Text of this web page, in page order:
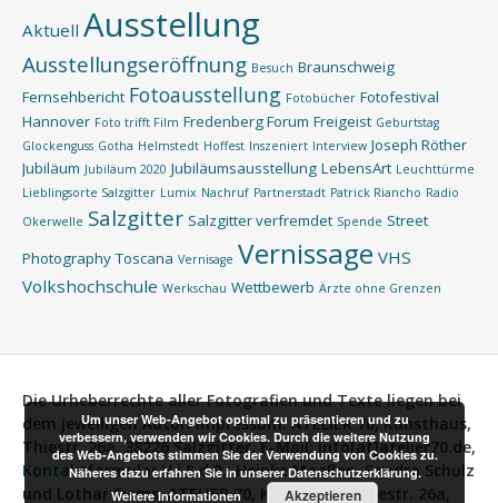
Aktuell Ausstellung
Ausstellungseröffnung Besuch Braunschweig
Fernsehbericht Fotoausstellung Fotobücher Fotofestival
Hannover Foto trifft Film Fredenberg Forum Freigeist Geburtstag
Glockenguss Gotha Helmstedt Hoffest Inszeniert Interview Joseph Röther
Jubiläum Jubiläum 2020 Jubiläumsausstellung LebensArt Leuchttürme
Lieblingsorte Salzgitter Lumix Nachruf Partnerstadt Patrick Riancho Radio
Okerwelle Salzgitter Salzgitter verfremdet Spende Street
Photography Toscana Vernisage Vernissage VHS
Volkshochschule Werkschau Wettbewerb Ärzte ohne Grenzen
Die Urheberrechte aller Fotografien und Texte liegen bei
dem jeweiligen Autor.Impressum: ATELIER 70, Kunsthaus,
Thiestr. 26a, 38226 Salzgitter, E-Mail: info[at]atelier70.de,
Kontaktformular V.i.S.d.P.:Heinke Maaßen, Sandra Schulz
und Lothar Siems, ATELIER 70, Kunsthaus, Thiestr. 26a,
Um unser Web-Angebot optimal zu präsentieren und zu
verbessern, verwenden wir Cookies. Durch die weitere Nutzung
des Web-Angebots stimmen Sie der Verwendung von Cookies zu.
Näheres dazu erfahren Sie in unserer Datenschutzerklärung.
Weitere Informationen
Akzeptieren